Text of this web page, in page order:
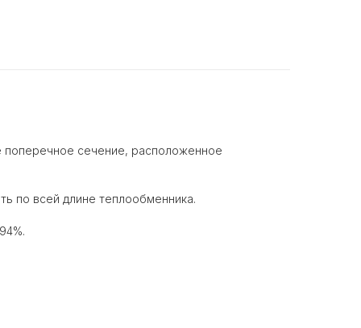
поперечное сечение, расположенное
по всей длине теплообменника.